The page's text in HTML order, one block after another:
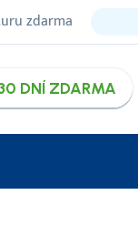
zdarma
DNÍ ZDARMA